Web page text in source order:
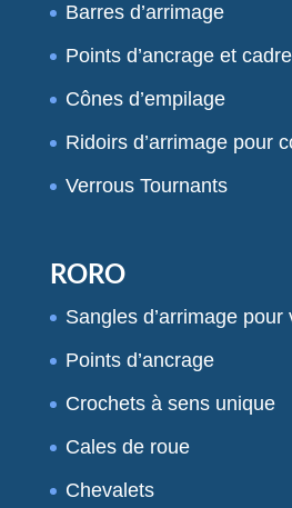
Barres d’arrimage
Points d’ancrage et
Cônes d’empilage
Ridoirs d’arrimage pour
Verrous Tournants
RORO
Sangles d’arrimage pour
Points d’ancrage
Crochets à sens unique
Cales de roue
Chevalets